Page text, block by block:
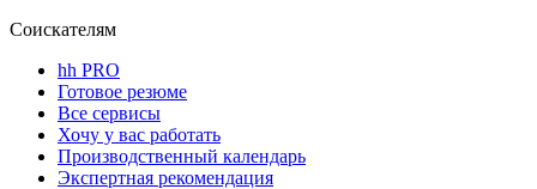
Соискателям
hh PRO
Готовое резюме
Все сервисы
Хочу у вас работать
Производственный календарь
Экспертная рекомендация